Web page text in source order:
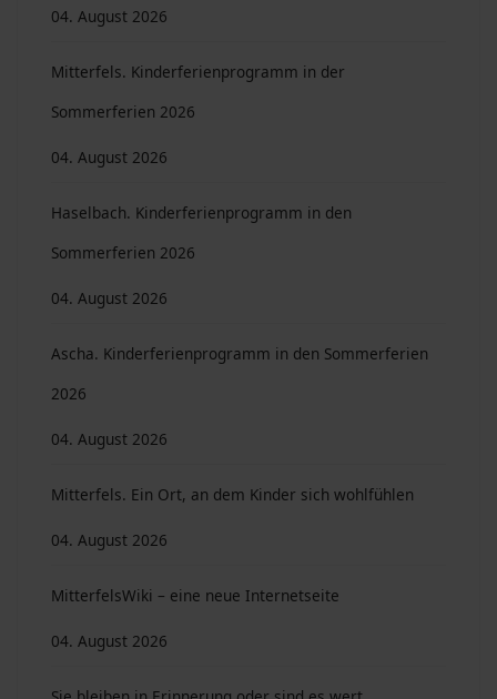
04. August 2026
Mitterfels. Kinderferienprogramm in der
Sommerferien 2026
04. August 2026
Haselbach. Kinderferienprogramm in den
Sommerferien 2026
04. August 2026
Ascha. Kinderferienprogramm in den Sommerferien
2026
04. August 2026
Mitterfels. Ein Ort, an dem Kinder sich wohlfühlen
04. August 2026
MitterfelsWiki – eine neue Internetseite
04. August 2026